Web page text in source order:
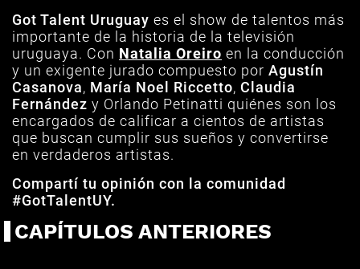
Got Talent Uruguay es el show de talentos más
importante de la historia de la televisión
uruguaya. Con Natalia Oreiro en la conducción
y un exigente jurado compuesto por Agustín
Casanova, María Noel Riccetto, Claudia
Fernández y Orlando Petinatti quiénes son los
encargados de calificar a cientos de artistas
que buscan cumplir sus sueños y convertirse
en verdaderos artistas.
Compartí tu opinión con la comunidad
#GotTalentUY.
CAPÍTULOS ANTERIORES
PROGRAMA ESPECIAL